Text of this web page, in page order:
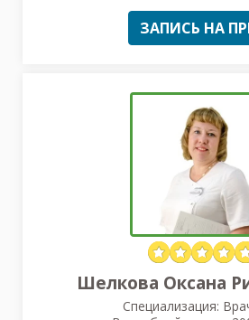
ЗАПИСЬ НА
Шелкова Оксана
Специализация: